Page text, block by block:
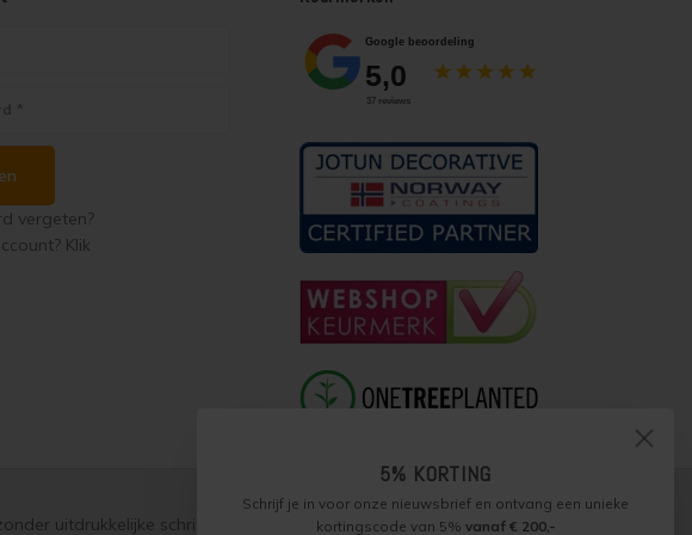
vergeten?
Klik
uitdrukkelijke schriftelijke toestemming, over te nemen, te vermenigvuldigen of
5% KORTING
Schrijf je in voor onze nieuwsbrief en ontvang een unieke
kortingscode van 5% vanaf € 200,-